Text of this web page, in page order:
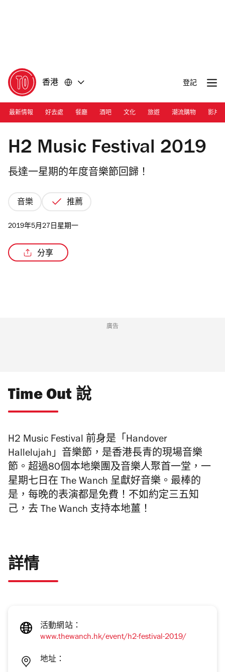
香港 登記
最新情報 好去處 餐廳 酒吧 文化 旅遊 潮流購物 影片
Photograph: Courtesy Oliver Spiesshofer
H2 Music Festival 2019
長達一星期的年度音樂節回歸！
音樂 推薦
2019年5月27日星期一
分享
廣告
Time Out 說
H2 Music Festival 前身是「Handover
Hallelujah」音樂節，是香港長青的現場音樂
節。超過80個本地樂團及音樂人聚首一堂，一
星期七日在 The Wanch 呈獻好音樂。最棒的
是，每晚的表演都是免費！不如約定三五知
己，去 The Wanch 支持本地薑！
詳情
活動網站：
www.thewanch.hk/event/h2-festival-2019/
地址：